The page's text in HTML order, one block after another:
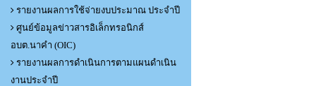
รายงานผลการใช้จ่ายงบประมาณ ประจำปี
ศูนย์ข้อมูลข่าวสารอิเล็กทรอนิกส์
อบต.นาคำ (OIC)
รายงานผลการดำเนินการตามแผนดำเนิน
งานประจำปี